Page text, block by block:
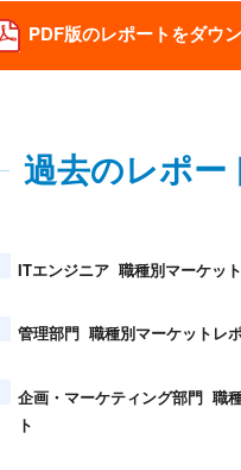
PDF版のレポートをダウ
過去のレポー
ITエンジニア 職種別マーケッ
管理部門 職種別マーケットレ
企画・マーケティング部門 職
ト